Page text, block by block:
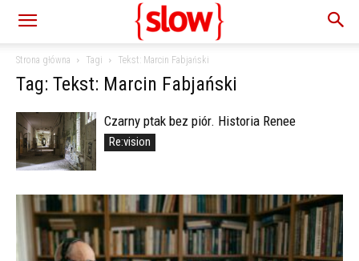
Strona główna Tagi Tekst: Marcin Fabjański
Tag: Tekst: Marcin Fabjański
Czarny ptak bez piór. Historia Renee
Re:vision